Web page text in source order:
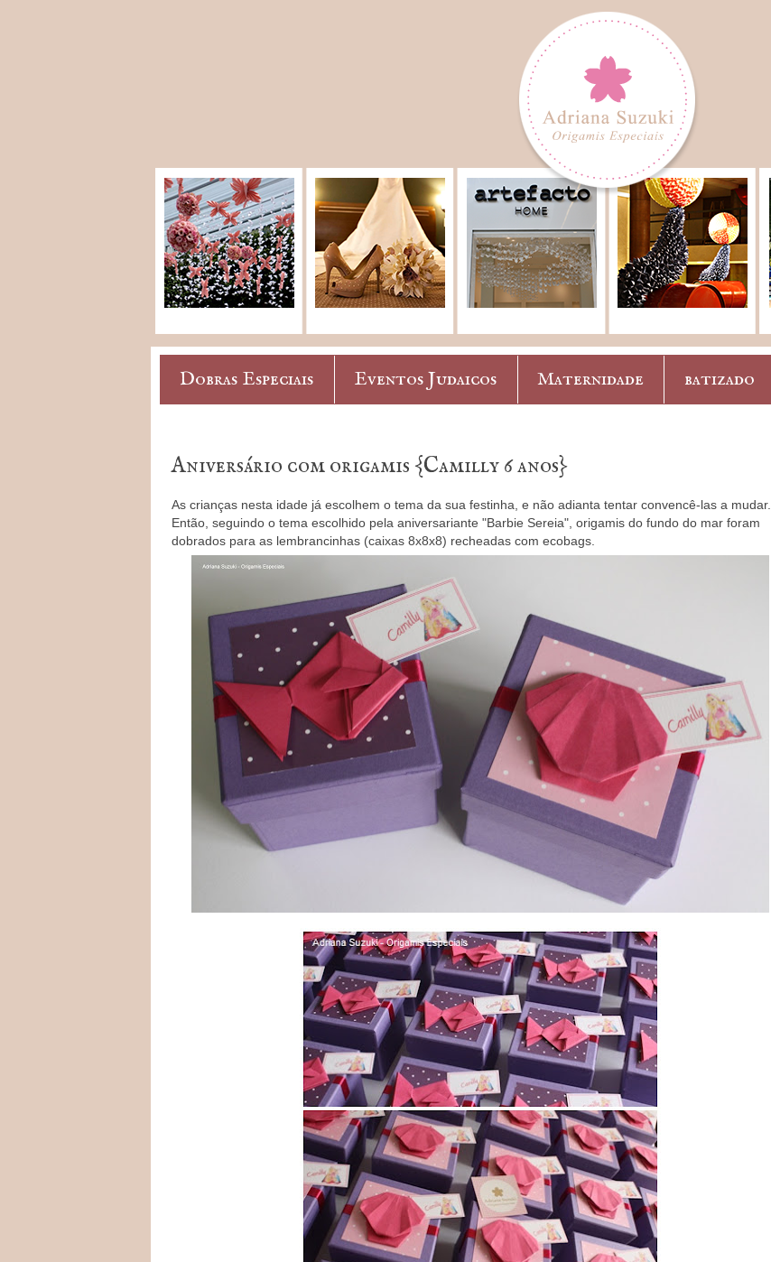
Dobras Especiais Eventos Judaicos Maternidade batizado
Aniversário com origamis {Camilly 6 anos}
As crianças nesta idade já escolhem o tema da sua festinha, e não adianta tentar convencê-las a mudar.
Então, seguindo o tema escolhido pela aniversariante "Barbie Sereia", origamis do fundo do mar foram
dobrados para as lembrancinhas (caixas 8x8x8) recheadas com ecobags.